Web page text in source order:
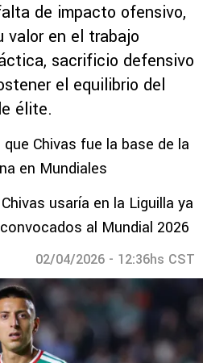
de impacto ofensivo,
valor en el trabajo
sacrificio defensivo
el equilibrio del
élite.
Chivas fue la base de la
en Mundiales
usaría en la Liguilla ya
al Mundial 2026
02/04/2026 - 12:36hs CST